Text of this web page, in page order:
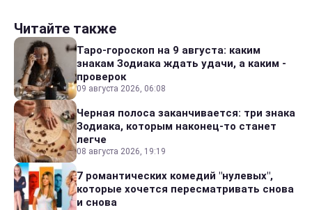
Читайте также
Таро-гороскоп на 9 августа: каким
знакам Зодиака ждать удачи, а каким -
проверок
09 августа 2026, 06:08
Черная полоса заканчивается: три знака
Зодиака, которым наконец-то станет
легче
08 августа 2026, 19:19
7 романтических комедий "нулевых",
которые хочется пересматривать снова
и снова